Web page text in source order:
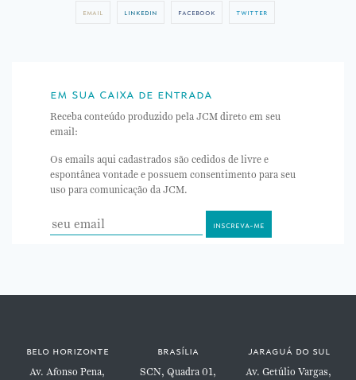
email linkedin facebook twitter
em sua caixa de entrada
Receba conteúdo produzido pela JCM direto em seu
email:
Os emails aqui cadastrados são cedidos de livre e
espontânea vontade e possuem consentimento para seu
uso para comunicação da JCM.
belo horizonte
Av. Afonso Pena,
brasília
SCN, Quadra 01,
jaraguá do sul
Av. Getúlio Vargas,